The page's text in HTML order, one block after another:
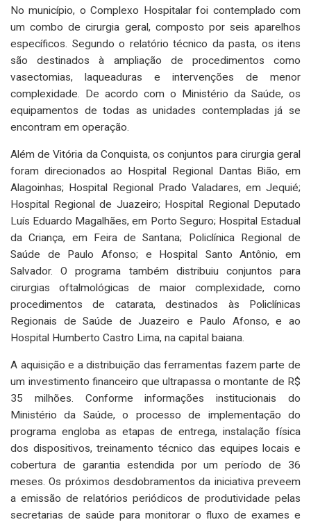
No município, o Complexo Hospitalar foi contemplado com
um combo de cirurgia geral, composto por seis aparelhos
específicos. Segundo o relatório técnico da pasta, os itens
são destinados à ampliação de procedimentos como
vasectomias, laqueaduras e intervenções de menor
complexidade. De acordo com o Ministério da Saúde, os
equipamentos de todas as unidades contempladas já se
encontram em operação.
Além de Vitória da Conquista, os conjuntos para cirurgia geral
foram direcionados ao Hospital Regional Dantas Bião, em
Alagoinhas; Hospital Regional Prado Valadares, em Jequié;
Hospital Regional de Juazeiro; Hospital Regional Deputado
Luís Eduardo Magalhães, em Porto Seguro; Hospital Estadual
da Criança, em Feira de Santana; Policlínica Regional de
Saúde de Paulo Afonso; e Hospital Santo Antônio, em
Salvador. O programa também distribuiu conjuntos para
cirurgias oftalmológicas de maior complexidade, como
procedimentos de catarata, destinados às Policlínicas
Regionais de Saúde de Juazeiro e Paulo Afonso, e ao
Hospital Humberto Castro Lima, na capital baiana.
A aquisição e a distribuição das ferramentas fazem parte de
um investimento financeiro que ultrapassa o montante de R$
35 milhões. Conforme informações institucionais do
Ministério da Saúde, o processo de implementação do
programa engloba as etapas de entrega, instalação física
dos dispositivos, treinamento técnico das equipes locais e
cobertura de garantia estendida por um período de 36
meses. Os próximos desdobramentos da iniciativa preveem
a emissão de relatórios periódicos de produtividade pelas
secretarias de saúde para monitorar o fluxo de exames e